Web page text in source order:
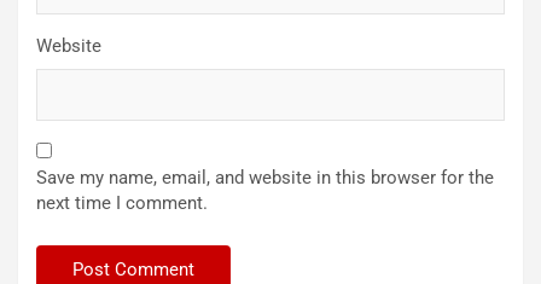
Website
Save my name, email, and website in this browser for the
next time I comment.